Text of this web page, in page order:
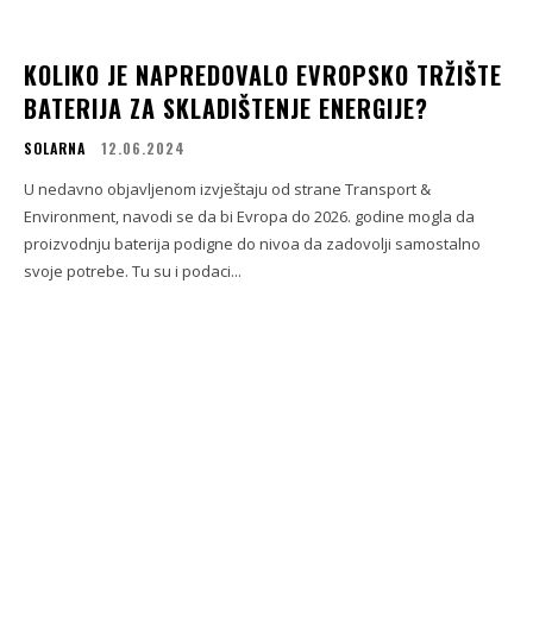
KOLIKO JE NAPREDOVALO EVROPSKO TRŽIŠTE
BATERIJA ZA SKLADIŠTENJE ENERGIJE?
SOLARNA 12.06.2024
U nedavno objavljenom izvještaju od strane Transport &
Environment, navodi se da bi Evropa do 2026. godine mogla da
proizvodnju baterija podigne do nivoa da zadovolji samostalno
svoje potrebe. Tu su i podaci...